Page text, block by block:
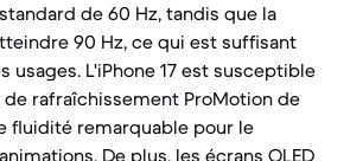
de 60 Hz, tandis que la
90 Hz, ce qui est suffisant
usages. L'iPhone 17 est susceptible
rafraîchissement ProMotion de
fluidité remarquable pour le
De plus, les écrans OLED